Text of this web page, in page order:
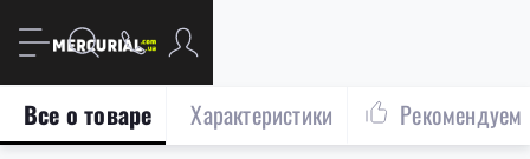
Все о товаре Характеристики Рекомендуем